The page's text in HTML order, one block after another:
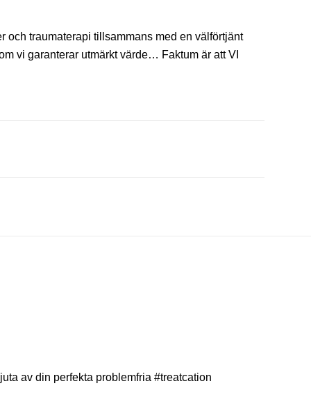
traumaterapi tillsammans med en välförtjänt
vi garanterar utmärkt värde… Faktum är att VI
av din perfekta problemfria #treatcation